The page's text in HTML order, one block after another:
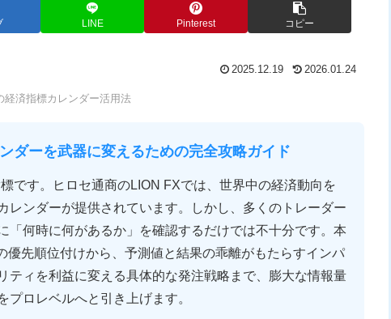
LINE Pinterest コピー
2025.12.19 2026.01.24
経済指標カレンダー活用法
ダーを武器に変えるための完全攻略ガイド
です。ヒロセ通商のLION FXでは、世界中の経済動向を
レンダーが提供されています。しかし、多くのトレーダー
「何時に何があるか」を確認するだけでは不十分です。本
先順位付けから、予測値と結果の乖離がもたらすインパ
ティを利益に変える具体的な発注戦略まで、膨大な情報量
ロレベルへと引き上げます。